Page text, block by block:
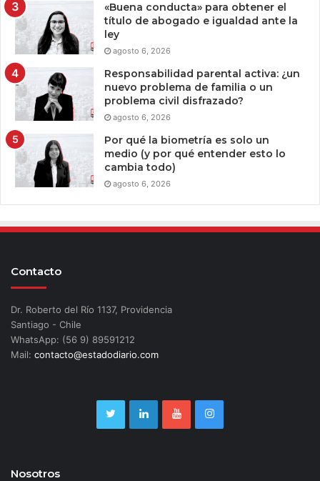
«Buena conducta» para obtener el
título de abogado e igualdad ante la
ley
agosto 6, 2026
Responsabilidad parental activa: ¿un
nuevo problema de familia o un
problema civil disfrazado?
agosto 6, 2026
Por qué la biometría es solo un
medio (y por qué entender esto lo
cambia todo)
agosto 6, 2026
Contacto
Dr. Roberto del Río 1137, Providencia
Santiago - Chile
WhatsApp: (56 9) 89591212
Mail: contacto@estadodiario.com
Nosotros